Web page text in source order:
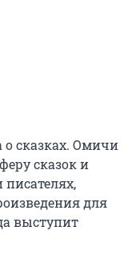
о сказках. Омичи
сказок и
писателях,
для
выступит